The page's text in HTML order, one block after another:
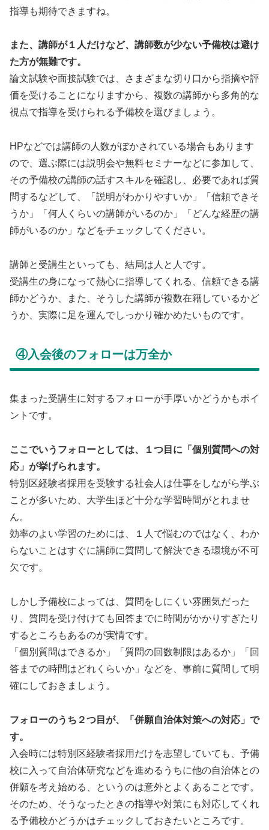
指導も期待できますね。
また、講師が１人だけなど、講師数が少ない予備校は避け
た方が無難です。
論文試験や面接試験では、さまざまな切り口から指摘や評
価を受けることになりますから、複数の講師から多角的な
視点で指導を受けられる予備校を選びましょう。
HPなどでは講師の人数がぼかされている場合もあります
ので、選ぶ際には説明会や無料セミナーなどに参加して、
その予備校の講師の話すスキルを確認し、必要であれば質
問するなどして、「説明がわかりやすいか」「信頼できそ
うか」「何人くらいの講師がいるのか」「どんな経歴の講
師がいるのか」などをチェックしてください。
講師と受講生といっても、結局は人と人です。
受講生の身になって熱心に指導してくれる、信頼できる講
師かどうか、また、そうした講師が複数在籍しているかど
うか、実際に足を運んでしっかり確かめたいものです。
④入会後のフォローは万全か
集まった受講生に対するフォローが手厚いかどうかもポイ
ントです。
ここでいうフォローとしては、１つ目に「個別質問への対
応」が挙げられます。
特別区経験者採用を受験する社会人は仕事をしながら学ぶ
ことが多いため、大学生ほど十分な学習時間がとれませ
ん。
効率のよい学習のためには、１人で悩むのではなく、わか
らないことはすぐに講師に質問して解決できる環境が不可
欠です。
しかし予備校によっては、質問をしにくい雰囲気だった
り、質問を受け付けても回答までに時間がかかりすぎたり
するところもあるのが実情です。
「個別質問はできるか」「質問の回数制限はあるか」「回
答までの時間はどれくらいか」などを、事前に質問して明
確にしておきましょう。
フォローのうち２つ目が、「併願自治体対策への対応」で
す。
入会時には特別区経験者採用だけを志望していても、予備
校に入って自治体研究などを進めるうちに他の自治体との
併願を考え始める、というのは意外とよくあることです。
そのため、そうなったときの指導や対策にも対応してくれ
る予備校かどうかはチェックしておきたいところです。